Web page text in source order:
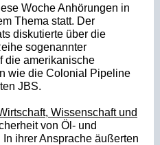
Woche Anhörungen in
Thema statt. Der
diskutierte über die
sogenannter
die amerikanische
wie die Colonial Pipeline
JBS.
Wissenschaft und
von Öl- und
ihrer Ansprache äußerten